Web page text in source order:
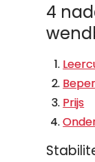
4
Prijs